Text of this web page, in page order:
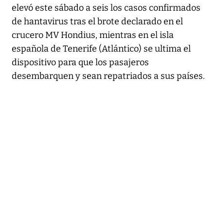
elevó este sábado a seis los casos confirmados
de hantavirus tras el brote declarado en el
crucero MV Hondius, mientras en el isla
española de Tenerife (Atlántico) se ultima el
dispositivo para que los pasajeros
desembarquen y sean repatriados a sus países.